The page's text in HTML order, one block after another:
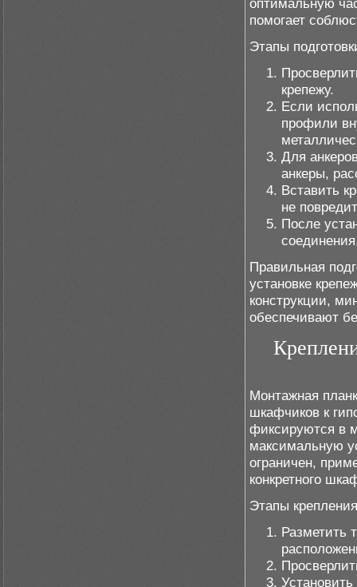
оптимальную
помогает
Этапы
крепежу.
Если
профили
Для
анкеры,
Вставить
не
После
Правильная
установке
конструкции,
обеспечивают
Монтажная
шкафчиков к
фиксируются в
максимальную
ограничен,
конкретного
Этапы
Разметить